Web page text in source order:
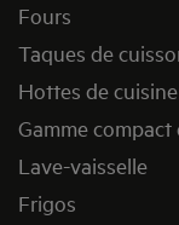
Fours
Taques de
Hottes de cuisine
Gamme
Lave-vaisselle
Frigos